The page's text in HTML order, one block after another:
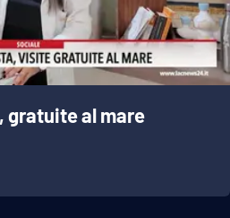
gratuite al mare